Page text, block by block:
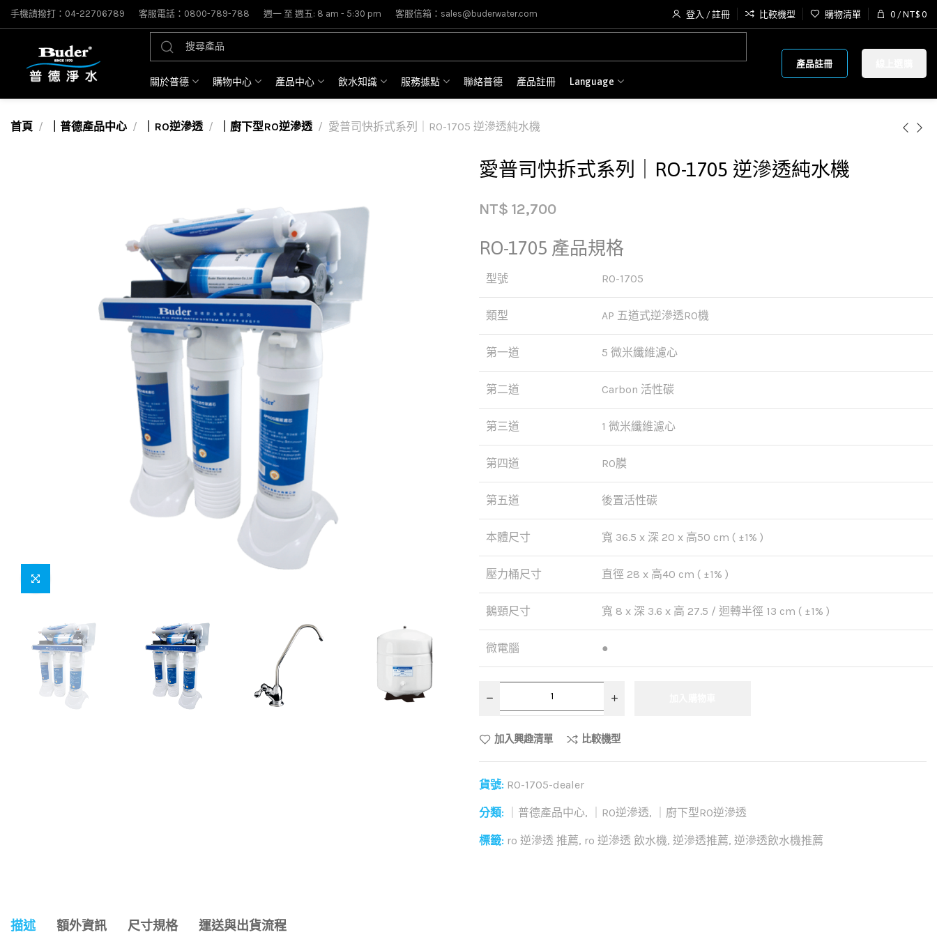
手機請撥打：04-22706789 客服電話：0800-789-788 週一 至 週五: 8 am - 5:30 pm 客服信箱：sales@buderwater.com 登入 / 註冊 比較機型 購物清單 0 / NT$ 0
關於普德 購物中心 產品中心 飲水知識 服務據點 聯絡普德 產品註冊 Language
產品註冊
首頁 ｜普德產品中心 ｜RO逆滲透 ｜廚下型RO逆滲透 愛普司快拆式系列｜RO-1705 逆滲透純水機
愛普司快拆式系列｜RO-1705 逆滲透純水機
NT$ 12,700
RO-1705 產品規格
型號 RO-1705
類型 AP 五道式逆滲透RO機
第一道 5 微米纖維濾心
第二道 Carbon 活性碳
第三道 1 微米纖維濾心
第四道 RO膜
第五道 後置活性碳
本體尺寸 寬 36.5 x 深 20 x 高50 cm ( ±1% )
壓力桶尺寸 直徑 28 x 高40 cm ( ±1% )
鵝頸尺寸 寬 8 x 深 3.6 x 高 27.5 / 迴轉半徑 13 cm ( ±1% )
微電腦 ●
加入興趣清單 比較機型
貨號: RO-1705-dealer
分類: ｜普德產品中心, ｜RO逆滲透, ｜廚下型RO逆滲透
標籤: ro 逆滲透 推薦, ro 逆滲透 飲水機, 逆滲透推薦, 逆滲透飲水機推薦
描述 額外資訊 尺寸規格 運送與出貨流程